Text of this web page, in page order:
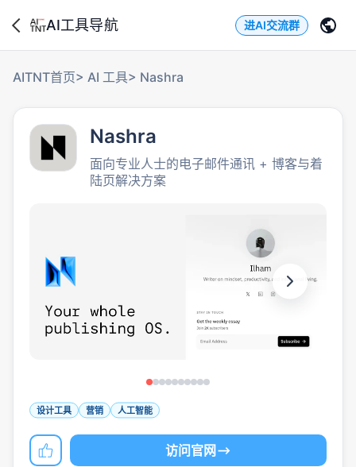
AI工具导航 进AI交流群
AITNT首页> AI 工具> Nashra
Nashra
面向专业人士的电子邮件通讯 + 博客与着
陆页解决方案
设计工具 营销 人工智能
访问官网